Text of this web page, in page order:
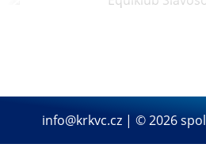
info@krkvc.cz | © 2026